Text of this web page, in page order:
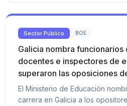
Sector Público BOE
Galicia nombra funcionarios
docentes e inspectores de
superaron las oposiciones
El Ministerio de Educación
carrera en Galicia a los